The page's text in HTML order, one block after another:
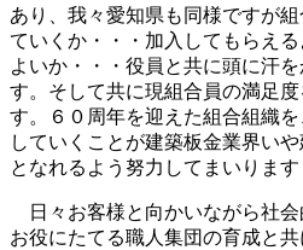
あり、我々愛知県も同様ですが
ていくか・・・加入してもらえ
よいか・・・役員と共に頭に汗
す。そして共に現組合員の満足
す。６０周年を迎えた組合組織
していくことが建築板金業界い
となれるよう努力してまいります
日々お客様と向かいながら社
お役にたてる職人集団の育成と